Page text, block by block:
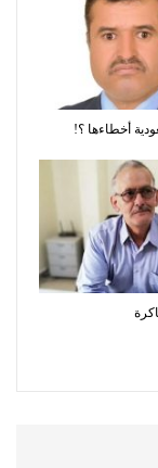
أخطاءها ؟!